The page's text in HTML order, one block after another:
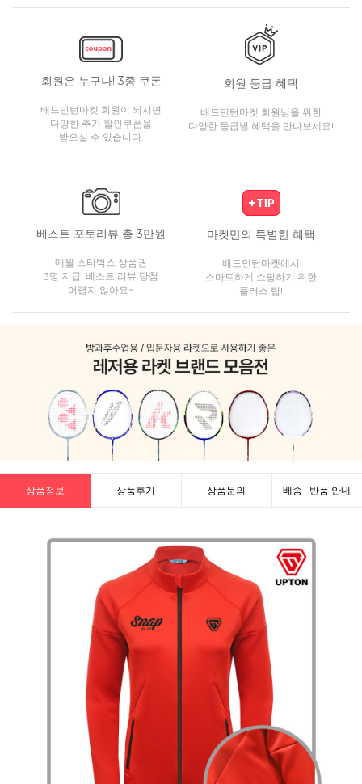
회원은 누구나! 3종 쿠폰
배드민턴마켓 회원이 되시면
다양한 추가 할인쿠폰을
받으실 수 있습니다.
회원 등급 혜택
배드민턴마켓 회원님을 위한
다양한 등급별 혜택을 만나보세요!
베스트 포토리뷰 총 3만원
매월 스타벅스 상품권
3명 지급! 베스트 리뷰 당첨
어렵지 않아요~
마켓만의 특별한 혜택
배드민턴마켓에서
스마트하게 쇼핑하기 위한
플러스 팁!
상품정보 상품후기 상품문의 배송 · 반품 안내